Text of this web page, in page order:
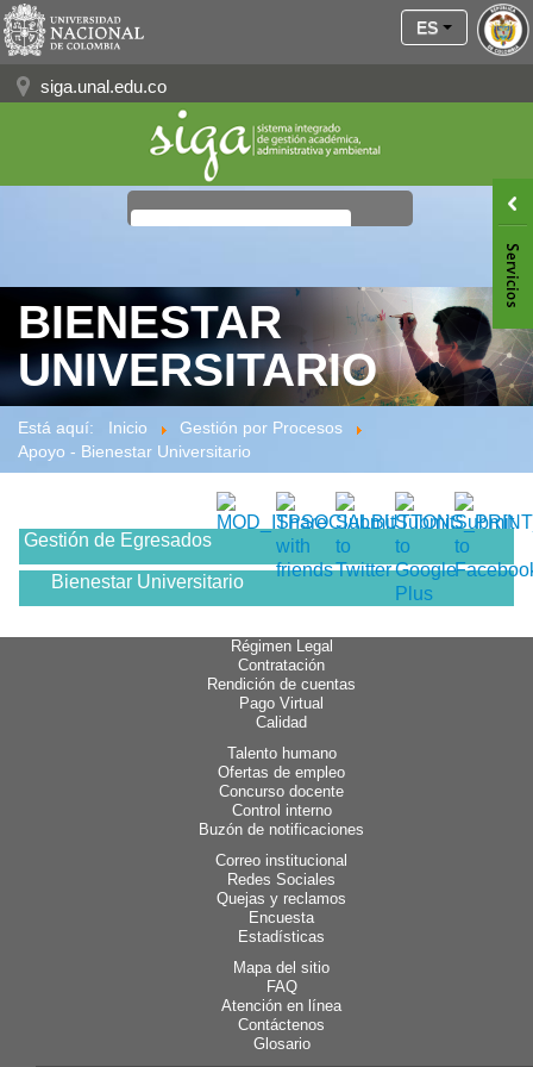
ES
siga.unal.edu.co
≡
BIENESTAR
UNIVERSITARIO
Está aquí: Inicio
Gestión por Procesos
Apoyo - Bienestar Universitario
Gestión de Egresados
Bienestar Universitario
Régimen Legal
Contratación
Rendición de cuentas
Pago Virtual
Calidad
Talento humano
Ofertas de empleo
Concurso docente
Control interno
Buzón de notificaciones
Correo institucional
Redes Sociales
Quejas y reclamos
Encuesta
Estadísticas
Mapa del sitio
FAQ
Atención en línea
Contáctenos
Glosario